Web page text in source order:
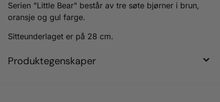
Serien "Little Bear" består av tre søte bjørner i brun,
oransje og gul farge.
Sitteunderlaget er på 28 cm.
Produktegenskaper